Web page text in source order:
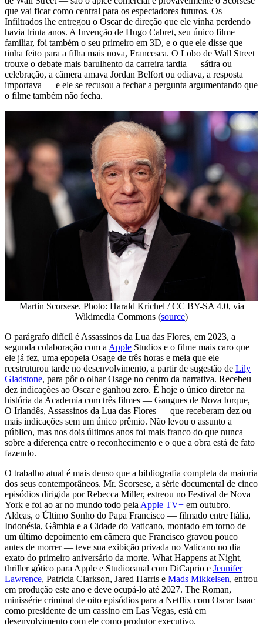
que vai ficar como central para os espectadores futuros. Os
Infiltrados lhe entregou o Oscar de direção que ele vinha perdendo
havia trinta anos. A Invenção de Hugo Cabret, seu único filme
familiar, foi também o seu primeiro em 3D, e o que ele disse que
tinha feito para a filha mais nova, Francesca. O Lobo de Wall Street
trouxe o debate mais barulhento da carreira tardia — sátira ou
celebração, a câmera amava Jordan Belfort ou odiava, a resposta
importava — e ele se recusou a fechar a pergunta argumentando que
o filme também não fecha.
Martin Scorsese. Photo: Harald Krichel / CC BY-SA 4.0, via
Wikimedia Commons (source)
O parágrafo difícil é Assassinos da Lua das Flores, em 2023, a
segunda colaboração com a Apple Studios e o filme mais caro que
ele já fez, uma epopeia Osage de três horas e meia que ele
reestruturou tarde no desenvolvimento, a partir de sugestão de Lily
Gladstone, para pôr o olhar Osage no centro da narrativa. Recebeu
dez indicações ao Oscar e ganhou zero. É hoje o único diretor na
história da Academia com três filmes — Gangues de Nova Iorque,
O Irlandês, Assassinos da Lua das Flores — que receberam dez ou
mais indicações sem um único prêmio. Não levou o assunto a
público, mas nos dois últimos anos foi mais franco do que nunca
sobre a diferença entre o reconhecimento e o que a obra está de fato
fazendo.
O trabalho atual é mais denso que a bibliografia completa da maioria
dos seus contemporâneos. Mr. Scorsese, a série documental de cinco
episódios dirigida por Rebecca Miller, estreou no Festival de Nova
York e foi ao ar no mundo todo pela Apple TV+ em outubro.
Aldeas, o Último Sonho do Papa Francisco — filmado entre Itália,
Indonésia, Gâmbia e a Cidade do Vaticano, montado em torno de
um último depoimento em câmera que Francisco gravou pouco
antes de morrer — teve sua exibição privada no Vaticano no dia
exato do primeiro aniversário da morte. What Happens at Night,
thriller gótico para Apple e Studiocanal com DiCaprio e Jennifer
Lawrence, Patricia Clarkson, Jared Harris e Mads Mikkelsen, entrou
em produção este ano e deve ocupá-lo até 2027. The Roman,
minissérie criminal de oito episódios para a Netflix com Oscar Isaac
como presidente de um cassino em Las Vegas, está em
desenvolvimento com ele como produtor executivo.